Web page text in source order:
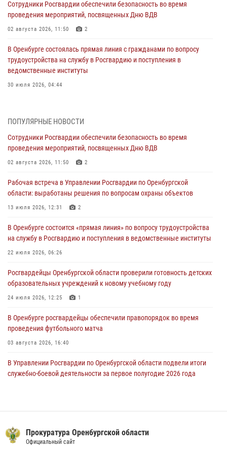
Сотрудники Росгвардии обеспечили безопасность во время
проведения мероприятий, посвященных Дню ВДВ
02 августа 2026, 11:50 2
В Оренбурге состоялась прямая линия с гражданами по вопросу
трудоустройства на службу в Росгвардию и поступления в
ведомственные институты
30 июля 2026, 04:44
28 июля 2026, 09:41 1
Росгвардейцы обеспечили правопорядок на праздновании Дня
ВМФ в Оренбурге
27 июля 2026, 14:36 2
Росгвардейцы предотвратили трагедию: спасен мужчина в тяжелой
жизненной ситуации (ВИДЕО)
26 июля 2026, 14:45 1
Росгвардейцы Оренбургской области проверили готовность детских
образовательных учреждений к новому учебному году
24 июля 2026, 12:25
При силовой поддержке ОМОН «Кобра» Росгвардии в Оренбурге
проведён рейд по строительным объектам
23 июля 2026, 10:47
ПОПУЛЯРНЫЕ НОВОСТИ
Сотрудники Росгвардии обеспечили безопасность во время
проведения мероприятий, посвященных Дню ВДВ
02 августа 2026, 11:50 2
Рабочая встреча в Управлении Росгвардии по Оренбургской
области: выработаны решения по вопросам охраны объектов
13 июля 2026, 12:31 2
В Оренбурге состоится «прямая линия» по вопросу трудоустройства
на службу в Росгвардию и поступления в ведомственные институты
22 июля 2026, 06:26
Росгвардейцы Оренбургской области проверили готовность детских
образовательных учреждений к новому учебному году
24 июля 2026, 12:25 1
В Оренбурге росгвардейцы обеспечили правопорядок во время
проведения футбольного матча
03 августа 2026, 16:40
В Управлении Росгвардии по Оренбургской области подвели итоги
служебно-боевой деятельности за первое полугодие 2026 года
14 июля 2026, 10:43
Прокуратура Оренбургской области
Официальный сайт